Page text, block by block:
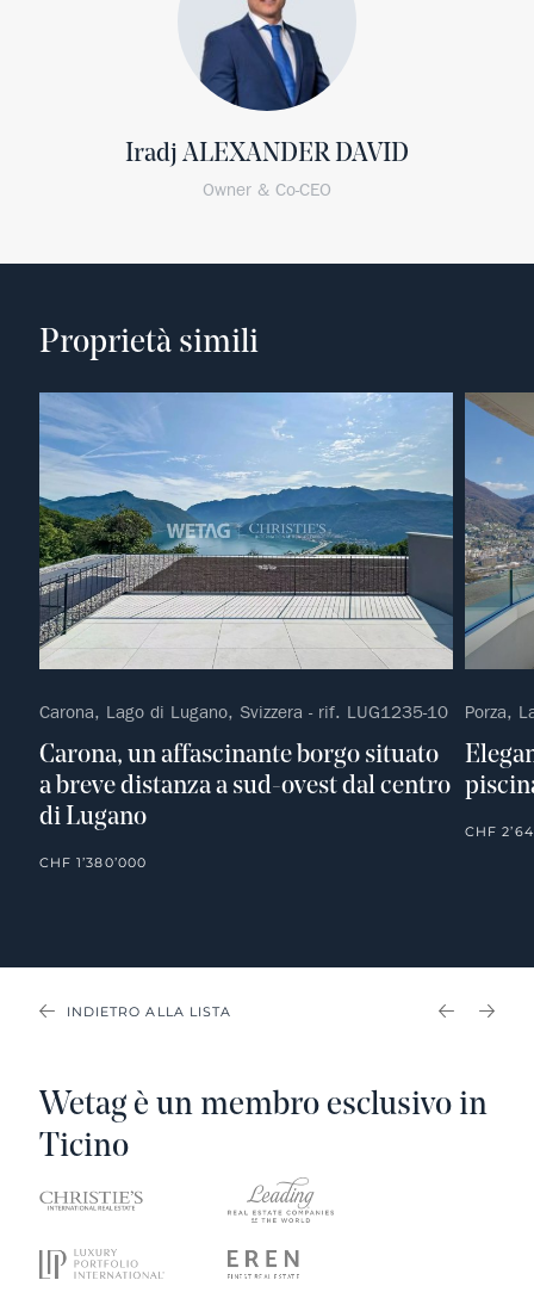
Iradj ALEXANDER DAVID
Owner & Co-CEO
Proprietà simili
Carona, Lago di Lugano, Svizzera - rif. LUG1235-10
Carona, un affascinante borgo situato
a breve distanza a sud-ovest dal centro
di Lugano
CHF 1’380’000
Porza,
CHF
INDIETRO ALLA LISTA
Wetag è un membro esclusivo in
Ticino